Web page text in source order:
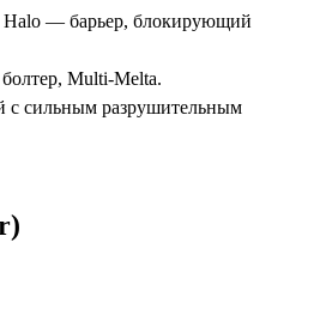
Halo — барьер, блокирующий
Multi-Melta.
с сильным разрушительным